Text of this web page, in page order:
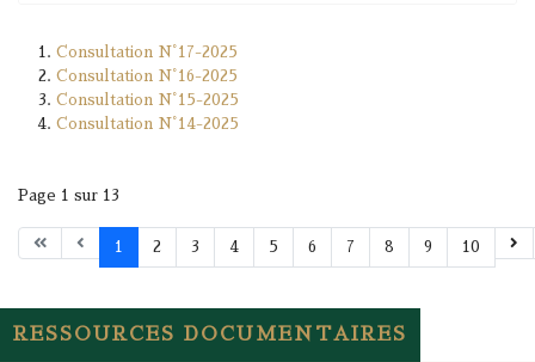
Consultation N°17-2025
Consultation N°16-2025
Consultation N°15-2025
Consultation N°14-2025
Page 1 sur 13
1 2 3 4 5 6 7 8 9 10
RESSOURCES DOCUMENTAIRES